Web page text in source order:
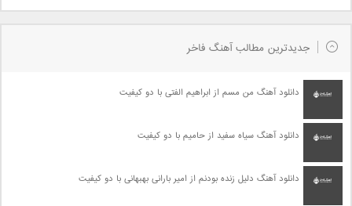
جدیدترین مطالب آهنگ فاخر
دانلود آهنگ من مسم از ابراهیم الفتی با دو کیفیت
دانلود آهنگ سیاه سفید از حامیم با دو کیفیت
دانلود آهنگ دلیل زنده بودنم از امیر بارانی بهبهانی با دو کیفیت